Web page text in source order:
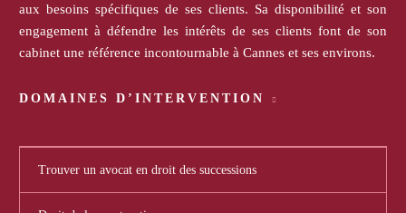
aux besoins spécifiques de ses clients. Sa disponibilité et son
engagement à défendre les intérêts de ses clients font de son
cabinet une référence incontournable à Cannes et ses environs.
DOMAINES D’INTERVENTION
Trouver un avocat en droit des successions